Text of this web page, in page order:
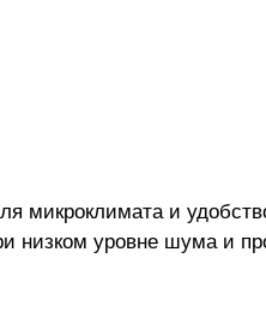
микроклимата и
низком уровне шума и